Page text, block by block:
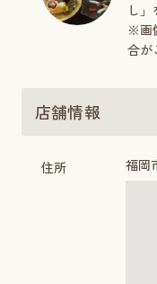
し」
※画
合が
店舗情報
住所 福岡